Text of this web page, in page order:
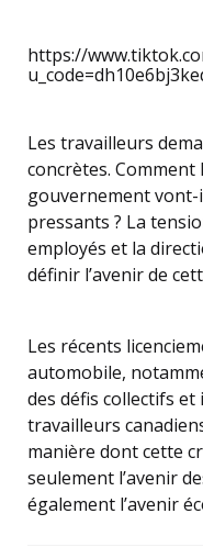
https://
Les travailleurs
concrètes. Comment
gouvernement vont-
pressants ? La
employés et la
définir l’avenir de
Les récents
automobile,
des défis collectifs
travailleurs
manière dont cette
seulement l’avenir
également l’avenir